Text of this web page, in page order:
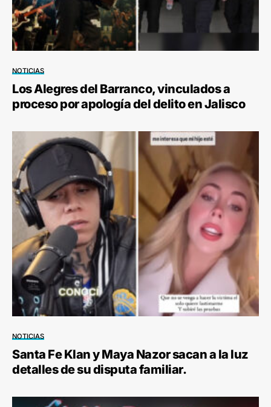
NOTICIAS
Los Alegres del Barranco, vinculados a
proceso por apología del delito en Jalisco
NOTICIAS
Santa Fe Klan y Maya Nazor sacan a la luz
detalles de su disputa familiar.